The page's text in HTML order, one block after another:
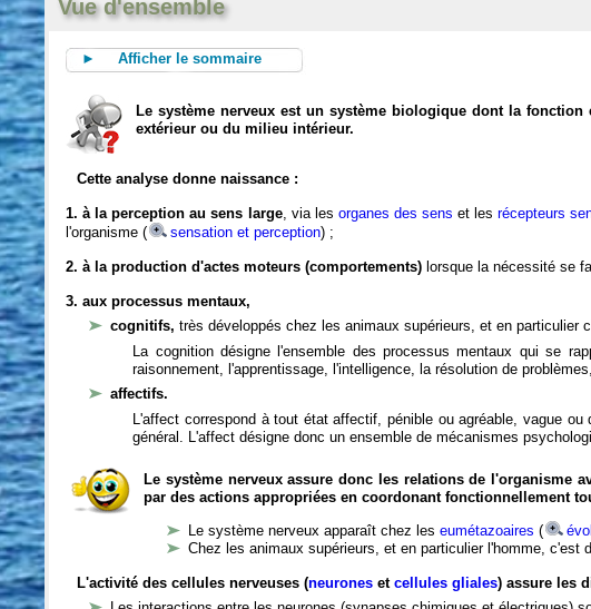
Vue d'ensemble
► Afficher le sommaire
Le système nerveux est un système biologique dont la
extérieur ou du milieu intérieur.
Cette analyse donne naissance :
1. à la perception au sens large, via les organes des sens et les récepteurs
l'organisme (
sensation et perception) ;
2. à la production d'actes moteurs (comportements) lorsque la nécessité se
3. aux processus mentaux,
cognitifs,très développés chez les animaux supérieurs, et en particulier
La cognition désigne l'ensemble des processus mentaux qui se
raisonnement, l'apprentissage, l'intelligence, la résolution de
affectifs.
L'affect correspond à tout état affectif, pénible ou agréable, vague
général. L'affect désigne donc un ensemble de mécanismes
Le système nerveux assure donc les relations de l'organisme
par des actions appropriées en coordonant fonctionnellement
Le système nerveux apparaît chez leseumétazoaires (
Chez les animaux supérieurs, et en particulier l'homme, c'est
L'activité des cellules nerveuses (neurones etcellules gliales) assure les